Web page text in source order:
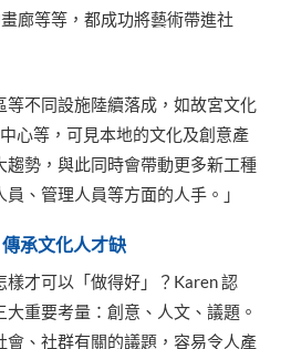
廊等等，都成功將藝術帶進社
等不同設施陸續落成，如故宮文化
心等，可見本地的文化及創意產
趨勢，與此同時會帶動更多新工種
、管理人員等方面的人手。」
承文化人才缺
才可以「做得好」？Karen 認
重要考量：創意、人文、議題。
會、社群有關的議題，容易令人產